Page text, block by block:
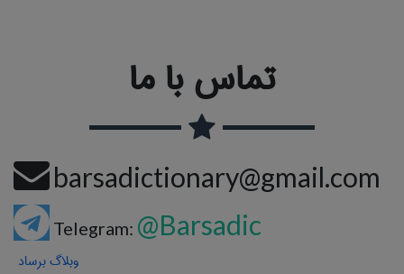
تماس با ما
barsadictionary@gmail.com
Telegram: @Barsadic
وبلاگ برساد